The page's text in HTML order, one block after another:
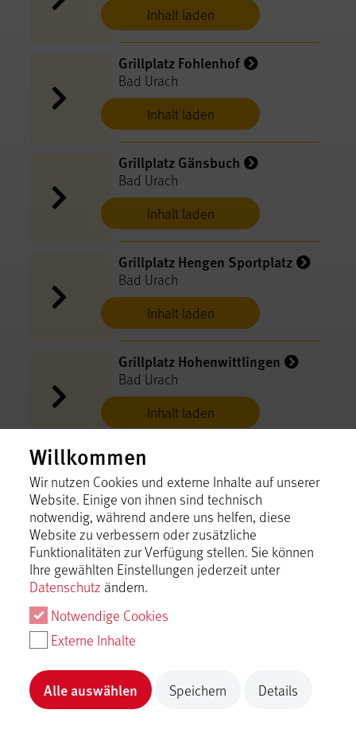
Inhalt laden
Inhalt laden
Grillplatz Fohlenhof
Bad Urach
Inhalt laden
Grillplatz Gänsbuch
Bad Urach
Inhalt laden
Grillplatz Hengen Sportplatz
Bad Urach
Inhalt laden
Grillplatz Hohenwittlingen
Bad Urach
Inhalt laden
Grillplatz Kreuzsattel
Bad Urach
Inhalt laden
Grillplatz Pfähler Eberstetten
Bad Urach
Bad Urach
Willkommen
Wir nutzen Cookies und externe Inhalte auf unserer
Website. Einige von ihnen sind technisch
notwendig, während andere uns helfen, diese
Website zu verbessern oder zusätzliche
Funktionalitäten zur Verfügung stellen. Sie können
Ihre gewählten Einstellungen jederzeit unter
Datenschutz ändern.
Notwendige Cookies
Externe Inhalte
Alle auswählen Speichern Details